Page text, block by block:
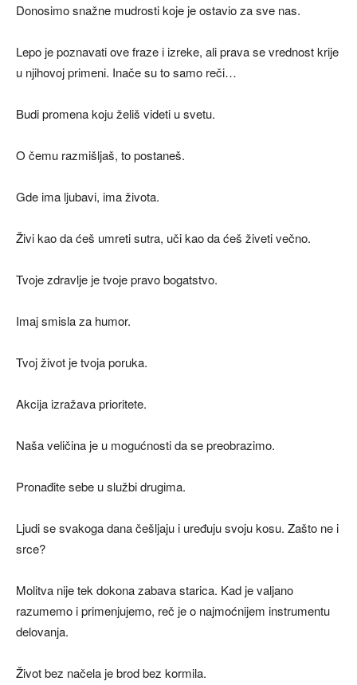
Donosimo snažne mudrosti koje je ostavio za sve nas.
Lepo je poznavati ove fraze i izreke, ali prava se vrednost krije
u njihovoj primeni. Inače su to samo reči…
Budi promena koju želiš videti u svetu.
O čemu razmišljaš, to postaneš.
Gde ima ljubavi, ima života.
Živi kao da ćeš umreti sutra, uči kao da ćeš živeti večno.
Tvoje zdravlje je tvoje pravo bogatstvo.
Imaj smisla za humor.
Tvoj život je tvoja poruka.
Akcija izražava prioritete.
Naša veličina je u mogućnosti da se preobrazimo.
Pronađite sebe u službi drugima.
Ljudi se svakoga dana češljaju i uređuju svoju kosu. Zašto ne i
srce?
Molitva nije tek dokona zabava starica. Kad je valjano
razumemo i primenjujemo, reč je o najmoćnijem instrumentu
delovanja.
Život bez načela je brod bez kormila.